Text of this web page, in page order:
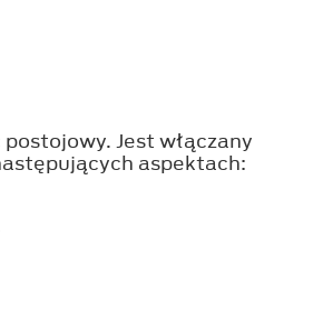
Jest włączany
aspektach: